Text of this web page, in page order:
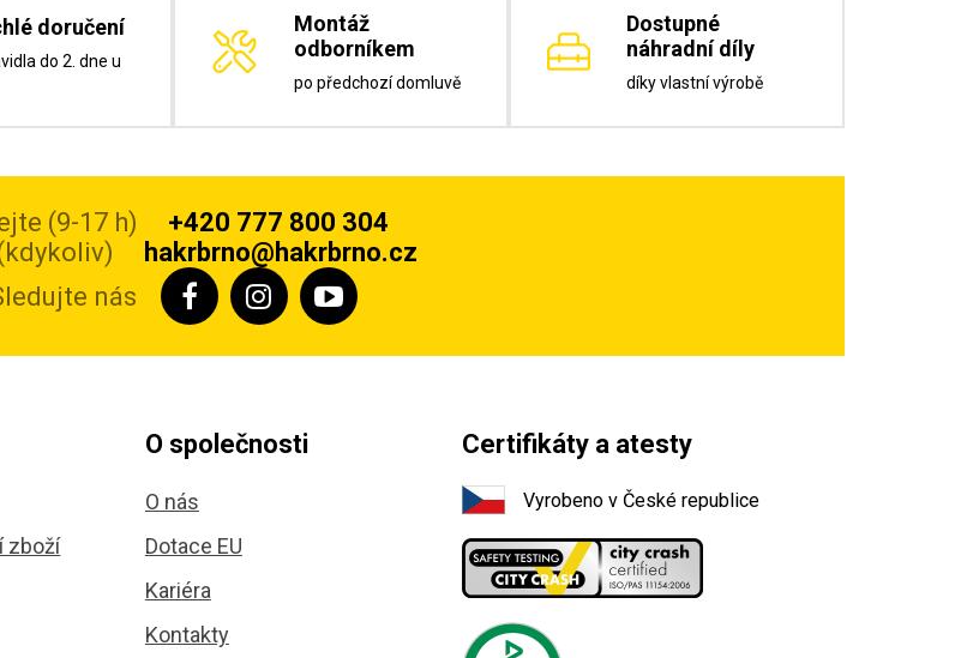
doručení
do 2. dne u
Montáž
odborníkem
po předchozí domluvě
Dostupné
náhradní díly
díky vlastní výrobě
(9-17 h)
+420 777 800 304
hakrbrno@hakrbrno.cz
nás
zboží
O společnosti
O nás
Dotace EU
Kariéra
Kontakty
Certifikáty a atesty
Vyrobeno v České republice